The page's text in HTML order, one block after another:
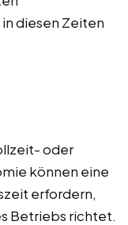
diesen Zeiten
oder
können eine
erfordern,
Betriebs richtet.